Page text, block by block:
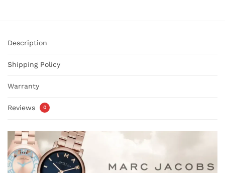
Description
Shipping Policy
Warranty
Reviews 0